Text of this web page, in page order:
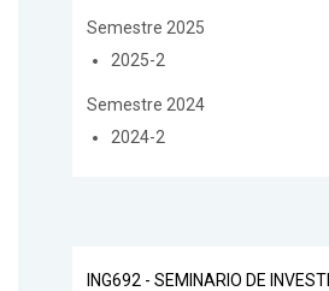
Semestre 2025
2025-2
Semestre 2024
2024-2
ING692 - SEMINARIO DE